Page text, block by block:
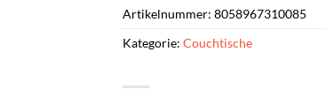
Artikelnummer: 8058967310085
Kategorie: Couchtische